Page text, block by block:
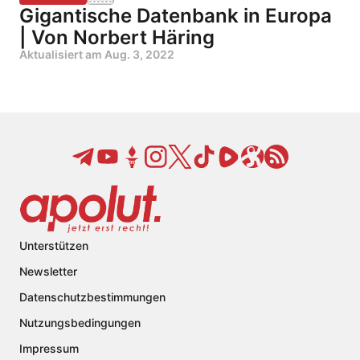
Gigantische Datenbank in Europa
| Von Norbert Häring
Aktualisiert am Aug. 3, 2022
Unterstützen
Newsletter
Datenschutzbestimmungen
Nutzungsbedingungen
Impressum